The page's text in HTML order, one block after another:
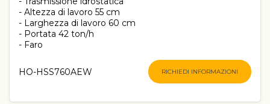
- Altezza di lavoro 55 cm
- Larghezza di lavoro 60 cm
- Portata 42 ton/h
- Faro
HO-HSS760AEW RICHIEDI INFORMAZIONI